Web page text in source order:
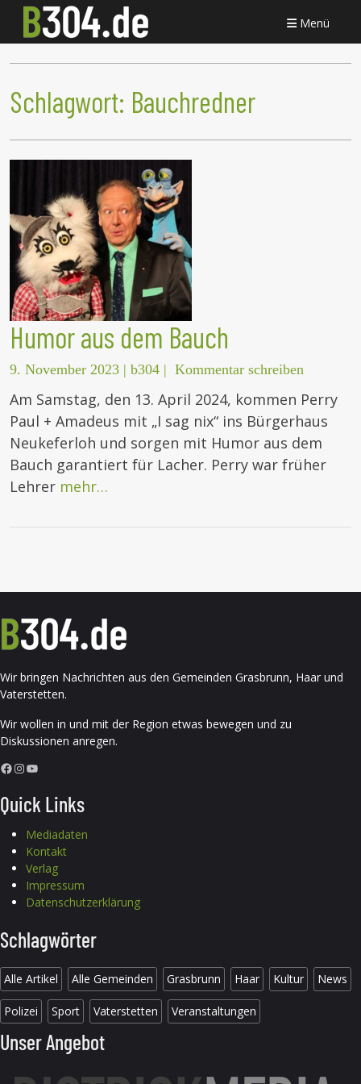
Menü
Schlagwort: Bauchredner
Humor aus dem Bauch
9. November 2023 | b304 | Kommentar schreiben
Am Samstag, den 13. April 2024, kommen Perry
Paul + Amadeus mit „I sag nix“ ins Bürgerhaus
Neukeferloh und sorgen mit Humor aus dem
Bauch garantiert für Lacher. Perry war früher
Lehrer mehr…
Wir bringen Nachrichten aus den Gemeinden Grasbrunn, Haar und
Vaterstetten.
Wir wollen in und mit der Region etwas bewegen und zu
Diskussionen anregen.
Facebook InstagramYouTube
Quick Links
Mediadaten
Kontakt
Verlag
Impressum
Datenschutzerklärung
Schlagwörter
Alle Artikel Alle Gemeinden Grasbrunn Haar Kultur News
Polizei Sport Vaterstetten Veranstaltungen
Unser Angebot